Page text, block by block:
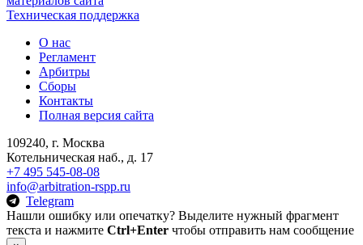
Техническая поддержка
О нас
Регламент
Арбитры
Сборы
Контакты
Полная версия сайта
109240, г. Москва
Котельническая наб., д. 17
+7 495 545-08-08
info@arbitration-rspp.ru
Telegram
Нашли ошибку или опечатку? Выделите нужный фрагмент
текста и нажмите Ctrl+Enter чтобы отправить нам сообщение